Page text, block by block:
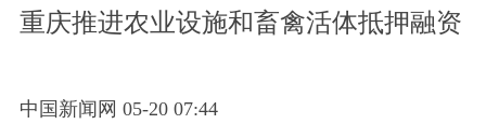
重庆推进农业设施和畜禽活体抵押融资
中国新闻网 05-20 07:44